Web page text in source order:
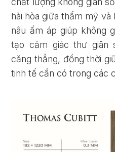
hài hòa giữa thẩm mỹ
nâu ấm áp giúp không
tạo cảm giác thư giãn
căng thẳng, đồng thời
tinh tế cần có trong các
ĐĂNG KÝ